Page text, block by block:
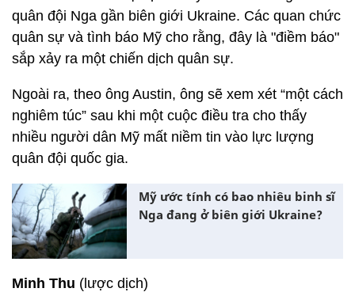
quân đội Nga gần biên giới Ukraine. Các quan chức
quân sự và tình báo Mỹ cho rằng, đây là "điềm báo"
sắp xảy ra một chiến dịch quân sự.
Ngoài ra, theo ông Austin, ông sẽ xem xét “một cách
nghiêm túc” sau khi một cuộc điều tra cho thấy
nhiều người dân Mỹ mất niềm tin vào lực lượng
quân đội quốc gia.
Mỹ ước tính có bao nhiêu binh sĩ
Nga đang ở biên giới Ukraine?
Minh Thu (lược dịch)